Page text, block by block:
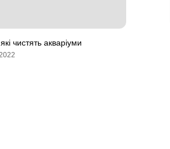
чистять акваріуми